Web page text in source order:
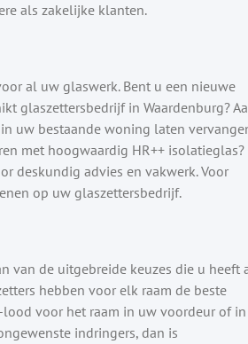
als zakelijke klanten.
al uw glaswerk. Bent u een nieuwe
glaszettersbedrijf in Waardenburg?
uw bestaande woning laten
met hoogwaardig HR++ isolatieglas?
deskundig advies en vakwerk. Voor
op uw glaszettersbedrijf.
van de uitgebreide keuzes die u heeft
hebben voor elk raam de beste
voor het raam in uw voordeur of
indringers, dan is